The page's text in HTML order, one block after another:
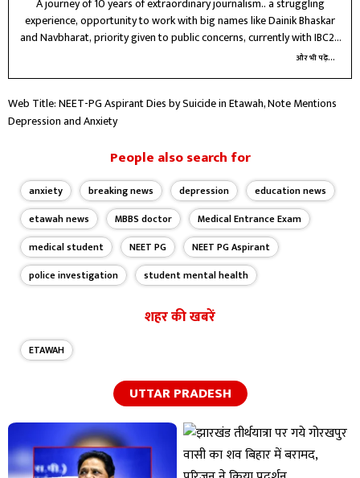
experience, opportunity to work with big names like Dainik Bhaskar
and Navbharat, priority given to public concerns, currently with IBC24
और भी पढ़ें...
Web Title: NEET-PG Aspirant Dies by Suicide in Etawah, Note Mentions
Depression and Anxiety
People also search for
anxiety breaking news depression
education news
etawah news
MBBS doctor
Medical Entrance Exam
medical student
NEET PG
NEET PG Aspirant
police investigation
student mental health
शहर की खबरें
ETAWAH
UTTAR PRADESH